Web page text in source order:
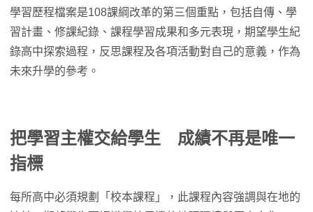
學習歷程檔案是108課綱改革的第三個重點，包括自傳、學
習計畫、修課紀錄、課程學習成果和多元表現，期望學生紀
錄高中探索過程，反思課程及各項活動對自己的意義，作為
未來升學的參考。
把學習主權交給學生 成績不再是唯一
指標
每所高中必須規劃「校本課程」，此課程內容強調與在地的